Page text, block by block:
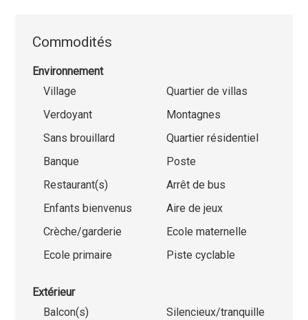
Commodités
Environnement
Village
Quartier de villas
Verdoyant
Montagnes
Sans brouillard
Quartier résidentiel
Banque
Poste
Restaurant(s)
Arrêt de bus
Enfants bienvenus
Aire de jeux
Crèche/garderie
Ecole maternelle
Ecole primaire
Piste cyclable
Extérieur
Balcon(s)
Silencieux/tranquille